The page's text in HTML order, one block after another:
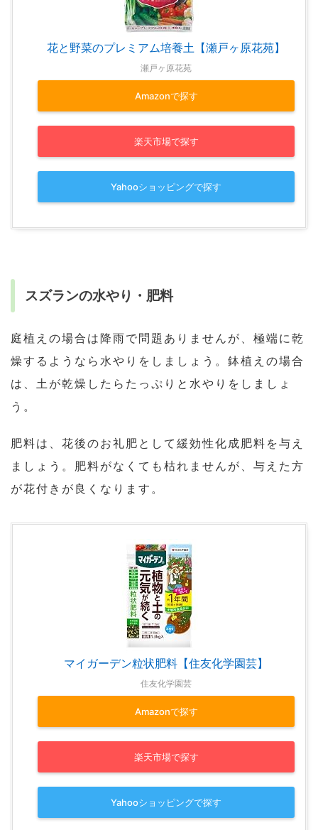
花と野菜のプレミアム培養土【瀬戸ヶ原花苑】
瀬戸ヶ原花苑
Amazonで探す
楽天市場で探す
Yahooショッピングで探す
スズランの水やり・肥料
庭植えの場合は降雨で問題ありませんが、極端に乾
燥するようなら水やりをしましょう。鉢植えの場合
は、土が乾燥したらたっぷりと水やりをしましょ
う。
肥料は、花後のお礼肥として緩効性化成肥料を与え
ましょう。肥料がなくても枯れませんが、与えた方
が花付きが良くなります。
マイガーデン粒状肥料【住友化学園芸】
住友化学園芸
Amazonで探す
楽天市場で探す
Yahooショッピングで探す